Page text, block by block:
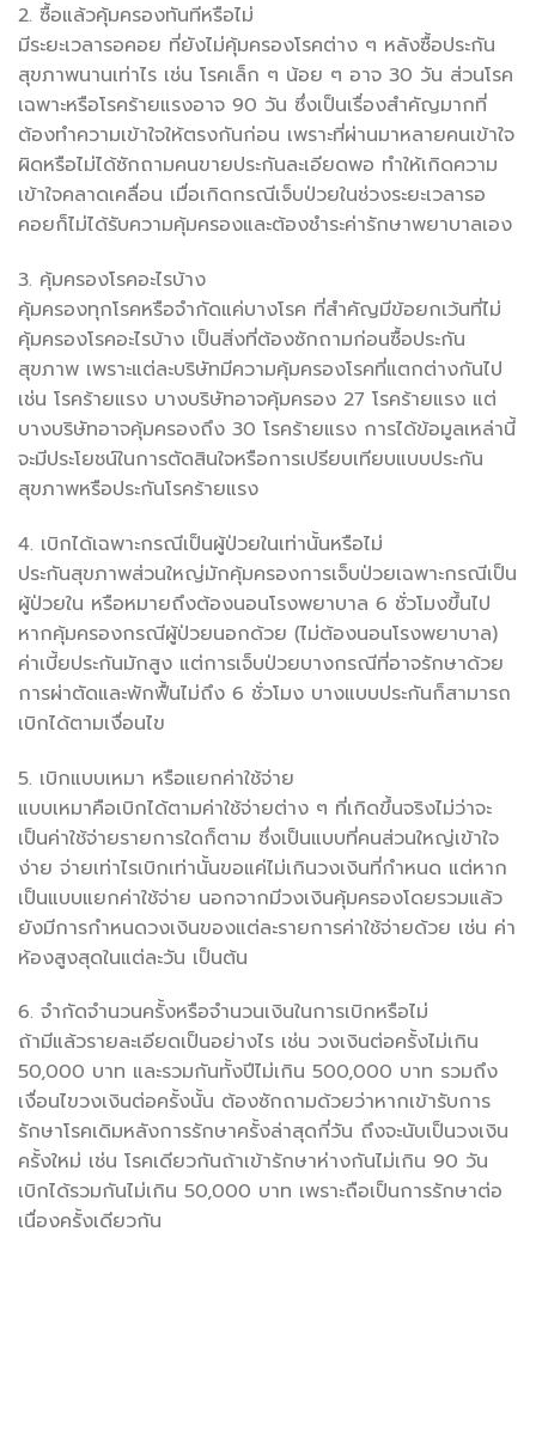
2. ซื้อแล้วคุ้มครองทันทีหรือไม่
มีระยะเวลารอคอย ที่ยังไม่คุ้มครองโรคต่าง ๆ หลังซื้อประกัน
สุขภาพนานเท่าไร เช่น โรคเล็ก ๆ น้อย ๆ อาจ 30 วัน ส่วนโรค
เฉพาะหรือโรคร้ายแรงอาจ 90 วัน ซึ่งเป็นเรื่องสำคัญมากที่
ต้องทำความเข้าใจให้ตรงกันก่อน เพราะที่ผ่านมาหลายคนเข้าใจ
ผิดหรือไม่ได้ซักถามคนขายประกันละเอียดพอ ทำให้เกิดความ
เข้าใจคลาดเคลื่อน เมื่อเกิดกรณีเจ็บป่วยในช่วงระยะเวลารอ
คอยก็ไม่ได้รับความคุ้มครองและต้องชำระค่ารักษาพยาบาลเอง
3. คุ้มครองโรคอะไรบ้าง
คุ้มครองทุกโรคหรือจำกัดแค่บางโรค ที่สำคัญมีข้อยกเว้นที่ไม่
คุ้มครองโรคอะไรบ้าง เป็นสิ่งที่ต้องซักถามก่อนซื้อประกัน
สุขภาพ เพราะแต่ละบริษัทมีความคุ้มครองโรคที่แตกต่างกันไป
เช่น โรคร้ายแรง บางบริษัทอาจคุ้มครอง 27 โรคร้ายแรง แต่
บางบริษัทอาจคุ้มครองถึง 30 โรคร้ายแรง การได้ข้อมูลเหล่านี้
จะมีประโยชน์ในการตัดสินใจหรือการเปรียบเทียบแบบประกัน
สุขภาพหรือประกันโรคร้ายแรง
4. เบิกได้เฉพาะกรณีเป็นผู้ป่วยในเท่านั้นหรือไม่
ประกันสุขภาพส่วนใหญ่มักคุ้มครองการเจ็บป่วยเฉพาะกรณีเป็น
ผู้ป่วยใน หรือหมายถึงต้องนอนโรงพยาบาล 6 ชั่วโมงขึ้นไป
หากคุ้มครองกรณีผู้ป่วยนอกด้วย (ไม่ต้องนอนโรงพยาบาล)
ค่าเบี้ยประกันมักสูง แต่การเจ็บป่วยบางกรณีที่อาจรักษาด้วย
การผ่าตัดและพักฟื้นไม่ถึง 6 ชั่วโมง บางแบบประกันก็สามารถ
เบิกได้ตามเงื่อนไข
5. เบิกแบบเหมา หรือแยกค่าใช้จ่าย
แบบเหมาคือเบิกได้ตามค่าใช้จ่ายต่าง ๆ ที่เกิดขึ้นจริงไม่ว่าจะ
เป็นค่าใช้จ่ายรายการใดก็ตาม ซึ่งเป็นแบบที่คนส่วนใหญ่เข้าใจ
ง่าย จ่ายเท่าไรเบิกเท่านั้นขอแค่ไม่เกินวงเงินที่กำหนด แต่หาก
เป็นแบบแยกค่าใช้จ่าย นอกจากมีวงเงินคุ้มครองโดยรวมแล้ว
ยังมีการกำหนดวงเงินของแต่ละรายการค่าใช้จ่ายด้วย เช่น ค่า
ห้องสูงสุดในแต่ละวัน เป็นต้น
6. จำกัดจำนวนครั้งหรือจำนวนเงินในการเบิกหรือไม่
ถ้ามีแล้วรายละเอียดเป็นอย่างไร เช่น วงเงินต่อครั้งไม่เกิน
50,000 บาท และรวมกันทั้งปีไม่เกิน 500,000 บาท รวมถึง
เงื่อนไขวงเงินต่อครั้งนั้น ต้องซักถามด้วยว่าหากเข้ารับการ
รักษาโรคเดิมหลังการรักษาครั้งล่าสุดกี่วัน ถึงจะนับเป็นวงเงิน
ครั้งใหม่ เช่น โรคเดียวกันถ้าเข้ารักษาห่างกันไม่เกิน 90 วัน
เบิกได้รวมกันไม่เกิน 50,000 บาท เพราะถือเป็นการรักษาต่อ
เนื่องครั้งเดียวกัน